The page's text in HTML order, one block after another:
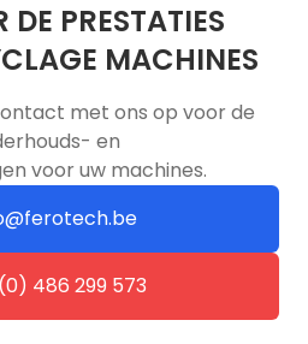
PRESTATIES
MACHINES
met ons op voor de
en
voor uw machines.
486 299 573